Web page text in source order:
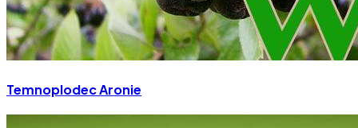
Temnoplodec Aronie